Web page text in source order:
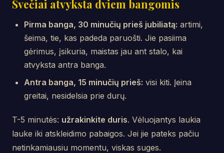
Svečiai atvyksta dviem bangomis
Pirma banga, 30 minučių prieš jubiliatą: artimi,
šeima, tie, kas padeda paruošti. Jie pasiima
gėrimus, įsikuria, maistas jau ant stalo, kai
atvyksta antra banga.
Antra banga, 15 minučių prieš: visi kiti. Įeina
greitai, nesidelsia prie durų.
T-5 minutės: užrakinkite duris. Vėluojantys laukia
lauke iki atskleidimo pabaigos. Jei jie pateks pačiu
netinkamiausiu momentu, viskas suges.